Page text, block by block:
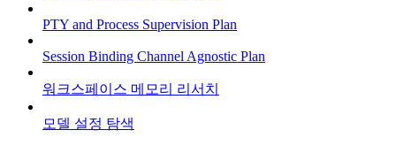
PTY and Process Supervision Plan
Session Binding Channel Agnostic Plan
워크스페이스 메모리 리서치
모델 설정 탐색